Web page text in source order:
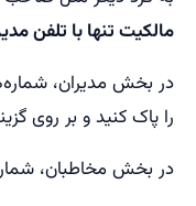
مالکیت تنها با تلفن
در بخش مدیران،
را پاک کنید و بر روی
در بخش مخاطبان،